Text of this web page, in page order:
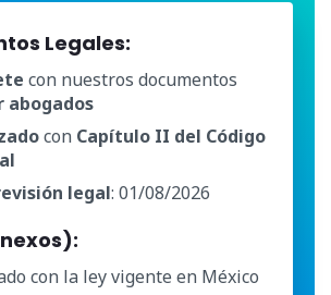
Legales:
con nuestros documentos
abogados
con Capítulo II del Código
legal: 01/08/2026
con la ley vigente en México